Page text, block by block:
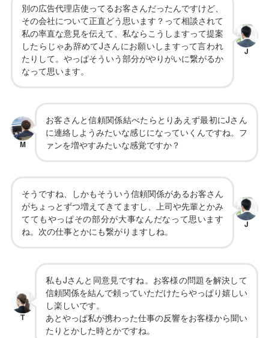
別の広告代理店使ってるお客さんだったんですけど、
その会社について正直どう思います？って相談されて
私の率直な意見を伝えて、私ならこうしますって提案
したらじゃあ辞めてJさんにお願いしますって言われ
たりして。やっぱそういう部分がやりがいに繋がるか
なって思います。
J
M
お客さんと信頼関係結べたらとりあえず最初にJさん
に連絡しようみたいな感じになっていくんですね。フ
ァンを増やすみたいな感覚ですか？
そうですね、しかもそういう信頼関係があるお客さん
がちょっとずつ増えてきてますし、上司や先輩とかみ
ててもやっぱその部分が大事なんだなって思います
ね。次の仕事とかにも繋がりますしね。
J
T
私もJさんと同意見ですね。お客様の問題を解決して
信頼関係を結んで頼っていただけたらやっぱり嬉しい
し楽しいです。
あとやっぱ私が携わった仕事の反響をお客様から聞い
たりとかした時とかですね。